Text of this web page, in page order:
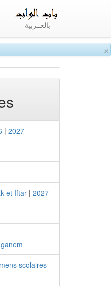
×
بالعــربية
| 2027
et Iftar | 2027
scolaires